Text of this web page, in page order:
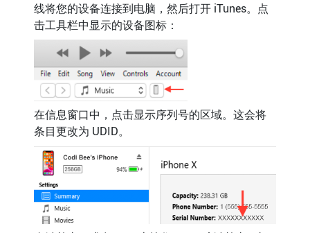
线将您的设备连接到电脑，然后打开 iTunes。点
击工具栏中显示的设备图标：
在信息窗口中，点击显示序列号的区域。这会将
条目更改为 UDID。